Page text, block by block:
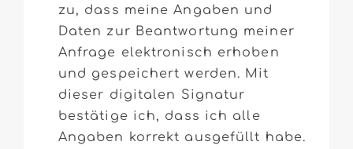
zu, dass meine Angaben und
Daten zur Beantwortung meiner
Anfrage elektronisch erhoben
und gespeichert werden. Mit
dieser digitalen Signatur
bestätige ich, dass ich alle
Angaben korrekt ausgefüllt habe.